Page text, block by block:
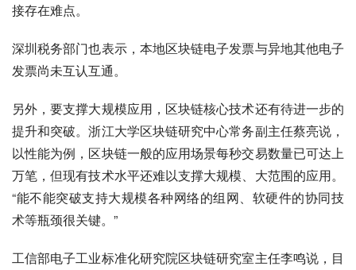
接存在难点。
深圳税务部门也表示，本地区块链电子发票与异地其他电子
发票尚未互认互通。
另外，要支撑大规模应用，区块链核心技术还有待进一步的
提升和突破。浙江大学区块链研究中心常务副主任蔡亮说，
以性能为例，区块链一般的应用场景每秒交易数量已可达上
万笔，但现有技术水平还难以支撑大规模、大范围的应用。
“能不能突破支持大规模各种网络的组网、软硬件的协同技
术等瓶颈很关键。”
工信部电子工业标准化研究院区块链研究室主任李鸣说，目